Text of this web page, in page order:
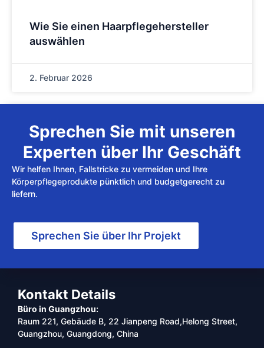
Wie Sie einen Haarpflegehersteller
auswählen
2. Februar 2026
Sprechen Sie mit unseren
Experten über Ihr Geschäft
Wir helfen Ihnen, Fallstricke zu vermeiden und Ihre
Körperpflegeprodukte pünktlich und budgetgerecht zu
liefern.
Sprechen Sie über Ihr Projekt
Kontakt Details
Büro in Guangzhou:
Raum 221, Gebäude B, 22 Jianpeng Road,Helong Street,
Guangzhou, Guangdong, China